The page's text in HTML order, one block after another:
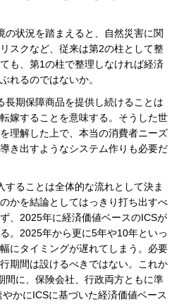
状況を踏まえると、自然災害に関
スクなど、従来は第2の柱として整
も、第1の柱で整理しなければ経済
れるのではないか。
期保障商品を提供し続けることは
嫁することを意味する。そうした世
理解した上で、本当の消費者ニーズ
き出すようなシステム作りも必要だ
ることは全体的な流れとして決ま
かを結論としてはっきり打ち出すべ
、2025年に経済価値ベースのICSが
。2025年から更に5年や10年といっ
にタイミングが遅れてしまう。必要
期間は設けるべきではない。これか
間に、保険会社、行政両方ともに準
かにICSに基づいた経済価値ベース